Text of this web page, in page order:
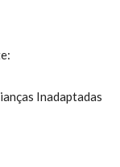
Inadaptadas